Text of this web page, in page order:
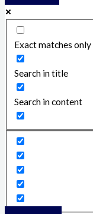
Exact matches only
Search in title
Search in content